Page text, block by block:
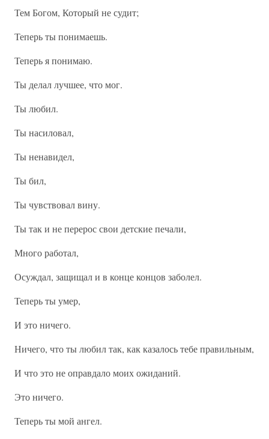
Тем Богом, Который не судит;
Теперь ты понимаешь.
Теперь я понимаю.
Ты делал лучшее, что мог.
Ты любил.
Ты насиловал,
Ты ненавидел,
Ты бил,
Ты чувствовал вину.
Ты так и не перерос свои детские печали,
Много работал,
Осуждал, защищал и в конце концов заболел.
Теперь ты умер,
И это ничего.
Ничего, что ты любил так, как казалось тебе правильным,
И что это не оправдало моих ожиданий.
Это ничего.
Теперь ты мой ангел.